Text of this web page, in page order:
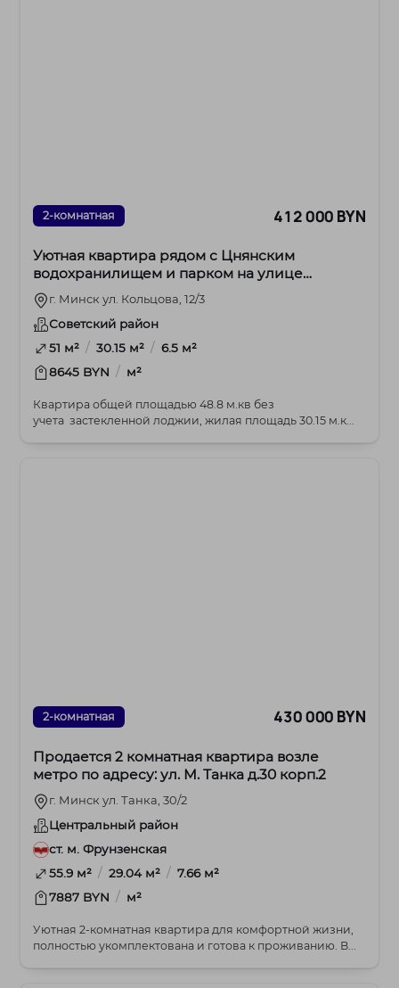
2-комнатная 412 000 BYN
Уютная квартира рядом с Цнянским
водохранилищем и парком на улице
Кольцова
г. Минск ул. Кольцова, 12/3
Советский район
51 м² / 30.15 м² / 6.5 м²
8645 BYN / м²
Квартира общей площадью 48.8 м.кв без
учета застекленной лоджии, жилая площадь 30.15 м.к...
2-комнатная 430 000 BYN
Продается 2 комнатная квартира возле
метро по адресу: ул. М. Танка д.30 корп.2
г. Минск ул. Танка, 30/2
Центральный район
ст. м. Фрунзенская
55.9 м² / 29.04 м² / 7.66 м²
7887 BYN / м²
Уютная 2-комнатная квартира для комфортной жизни,
полностью укомплектована и готова к проживанию. В...